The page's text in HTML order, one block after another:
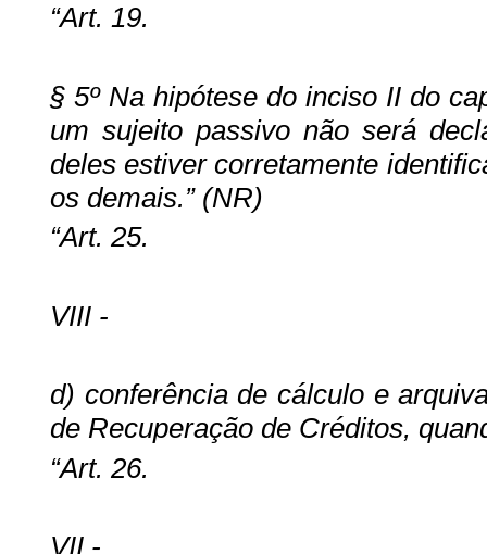
“Art. 19.
§ 5º Na hipótese do inciso II do
um sujeito passivo não será
deles estiver corretamente
os demais.” (NR)
“Art. 25.
VIII -
d) conferência de cálculo e
de Recuperação de Créditos,
“Art. 26.
VII -